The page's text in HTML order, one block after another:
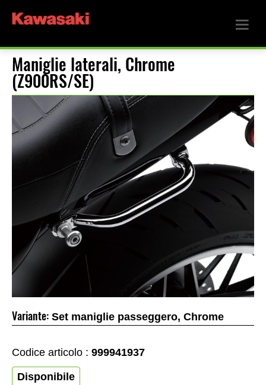
Maniglie laterali, Chrome
(Z900RS/SE)
Variante: Set maniglie passeggero, Chrome
Codice articolo : 999941937
Disponibile